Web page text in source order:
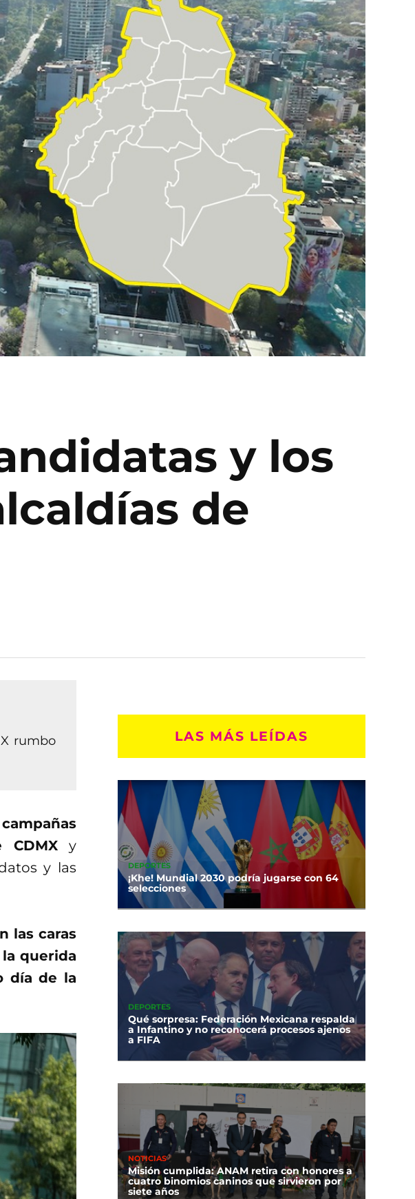
y los
de
rumbo
CDMXy
y las
las caras
querida
día de la
LAS MÁS LEÍDAS
DEPORTES
¡Khe! Mundial 2030 podría jugarse con 64
selecciones
DEPORTES
Qué sorpresa: Federación Mexicana respalda
a Infantino y no reconocerá procesos ajenos
a FIFA
NOTICIAS
Misión cumplida: ANAM retira con honores a
cuatro binomios caninos que sirvieron por
siete años